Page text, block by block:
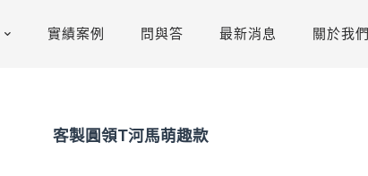
實績案例 問與答 最新消息 關於我們
客製圓領T河馬萌趣款